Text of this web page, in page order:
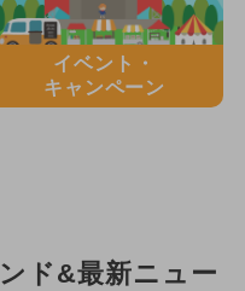
イベント・
キャンペーン
ド&最新ニュー